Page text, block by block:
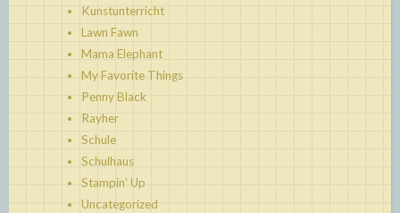
Kunstunterricht
Lawn Fawn
Mama Elephant
My Favorite Things
Penny Black
Rayher
Schule
Schulhaus
Stampin' Up
Uncategorized